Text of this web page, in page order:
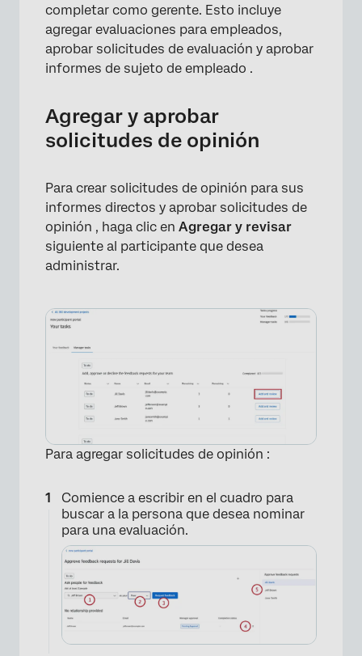
completar como gerente. Esto incluye
agregar evaluaciones para empleados,
aprobar solicitudes de evaluación y aprobar
informes de sujeto de empleado .
Agregar y aprobar
solicitudes de opinión
Para crear solicitudes de opinión para sus
informes directos y aprobar solicitudes de
opinión , haga clic en Agregar y revisar
siguiente al participante que desea
administrar.
Para agregar solicitudes de opinión :
Comience a escribir en el cuadro para
buscar a la persona que desea nominar
para una evaluación.